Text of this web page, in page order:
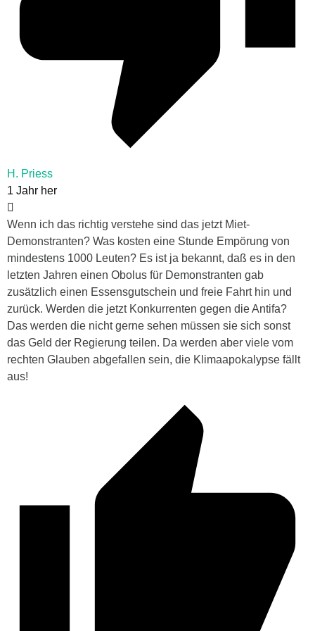
H. Priess
1 Jahr her
Wenn ich das richtig verstehe sind das jetzt Miet-
Demonstranten? Was kosten eine Stunde Empörung von
mindestens 1000 Leuten? Es ist ja bekannt, daß es in den
letzten Jahren einen Obolus für Demonstranten gab
zusätzlich einen Essensgutschein und freie Fahrt hin und
zurück. Werden die jetzt Konkurrenten gegen die Antifa?
Das werden die nicht gerne sehen müssen sie sich sonst
das Geld der Regierung teilen. Da werden aber viele vom
rechten Glauben abgefallen sein, die Klimaapokalypse fällt
aus!